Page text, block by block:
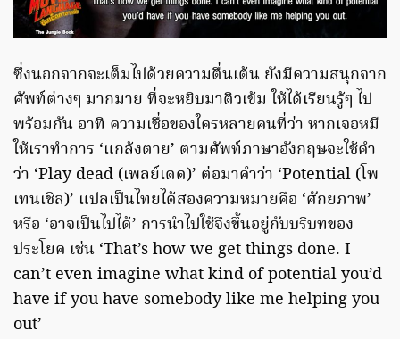
ซึ่งนอกจากจะเต็มไปด้วยความตื่นเต้น ยังมีความสนุกจาก
ศัพท์ต่างๆ มากมาย ที่จะหยิบมาติวเข้ม ให้ได้เรียนรู้ๆ ไป
พร้อมกัน อาทิ ความเชื่อของใครหลายคนที่ว่า หากเจอหมี
ให้เราทำการ ‘แกล้งตาย’ ตามศัพท์ภาษาอังกฤษจะใช้คำ
ว่า ‘Play dead (เพลย์เดด)’ ต่อมาคำว่า ‘Potential (โพ
เทนเชิล)’ แปลเป็นไทยได้สองความหมายคือ ‘ศักยภาพ’
หรือ ‘อาจเป็นไปได้’ การนำไปใช้จึงขึ้นอยู่กับบริบทของ
ประโยค เช่น ‘That’s how we get things done. I
can’t even imagine what kind of potential you’d
have if you have somebody like me helping you
out’